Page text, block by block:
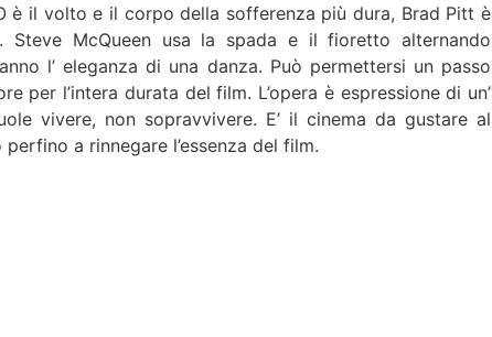
è il volto e il corpo della sofferenza più dura, Brad Pitt è
Steve McQueen usa la spada e il fioretto alternando
l’ eleganza di una danza. Può permettersi un passo
per l’intera durata del film. L’opera è espressione di un’
vivere, non sopravvivere. E’ il cinema da gustare al
a rinnegare l’essenza del film.